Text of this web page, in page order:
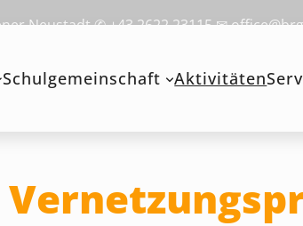
Neustadt ✆ +43 2622 23115 ✉
Schulgemeinschaft Aktivitäten